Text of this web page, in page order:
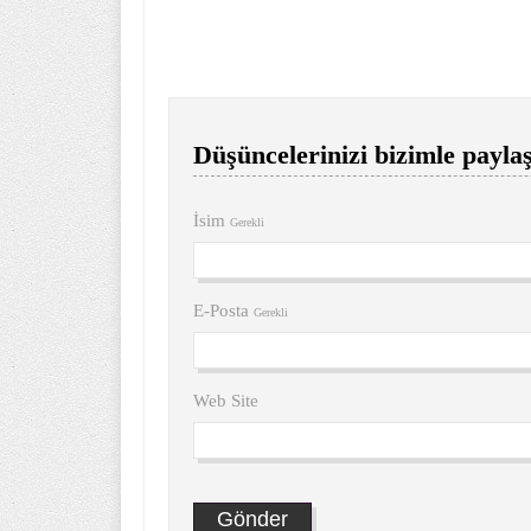
Düşüncelerinizi bizimle
İsim Gerekli
E-Posta Gerekli
Web Site